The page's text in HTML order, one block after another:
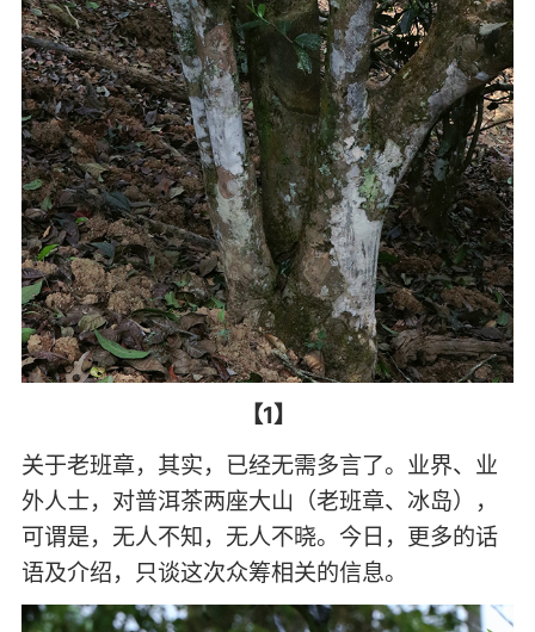
【1】
关于老班章，其实，已经无需多言了。业界、业
外人士，对普洱茶两座大山（老班章、冰岛），
可谓是，无人不知，无人不晓。今日，更多的话
语及介绍，只谈这次众筹相关的信息。